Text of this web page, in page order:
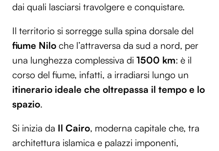
dai quali lasciarsi travolgere e conquistare.
Il territorio si sorregge sulla spina dorsale del
fiume Nilo che l’attraversa da sud a nord, per
una lunghezza complessiva di 1500 km: è il
corso del fiume, infatti, a irradiarsi lungo un
itinerario ideale che oltrepassa il tempo e lo
spazio.
Si inizia da Il Cairo, moderna capitale che, tra
architettura islamica e palazzi imponenti,